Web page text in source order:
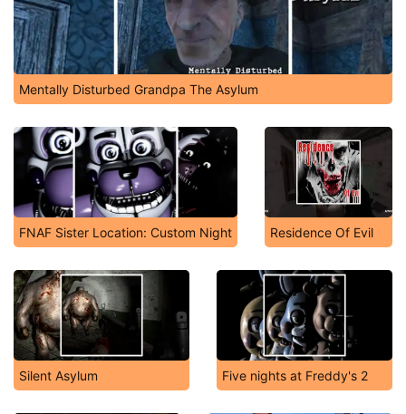
Mentally Disturbed Grandpa The Asylum
FNAF Sister Location: Custom Night Residence Of Evil
Silent Asylum Five nights at Freddy's 2